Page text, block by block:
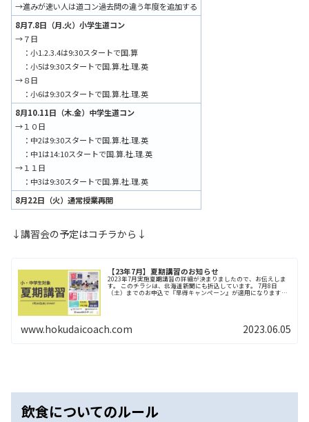
→進みが速い人は道コン過去問の違う年度を追加する
8月7.8日（月.火）小学生道コン
→７日
：小1.2.3.4は9:30スタートで国.算
：小5は9:30スタートで国.算.社.理.英
→８日
：小6は9:30スタートで国.算.社.理.英
8月10.11日（木.金）中学生道コン
→１０日
：中2は9:30スタートで国.算.社.理.英
：中1は14:10スタートで国.算.社.理.英
→１１日
：中3は9:30スタートで国.算.社.理.英
8月22日（火）通常授業再開
↓講習会の予定はコチラから↓
【23年7月】夏期講習のお知らせ
2023年7月実施夏期講習の詳細が決まりましたので、お伝えしま
す。 このチラシは、北海道新聞にも折込しています。 7月8日
（土）までのお申込で『早得キャンペーン』が適用になります。
www.hokudaicoach.com 2023.06.05
飲食についてのルール